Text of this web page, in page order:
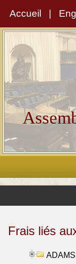
Accueil
Frais liés